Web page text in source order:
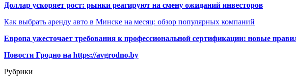
Доллар ускоряет рост: рынки реагируют на смену ожиданий инвесторов
Как выбрать аренду авто в Минске на месяц: обзор популярных компаний
Европа ужесточает требования к профессиональной сертификации: новые
Новости Гродно на https://avgrodno.by
Рубрики